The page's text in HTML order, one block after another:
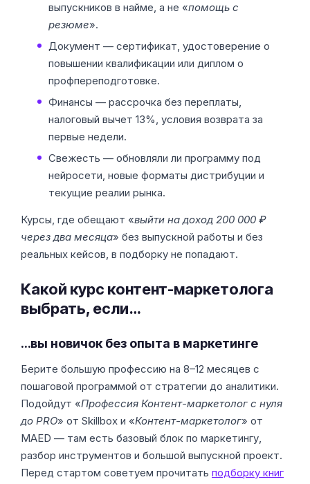
выпускников в найме, а не «помощь с
резюме».
Документ — сертификат, удостоверение о
повышении квалификации или диплом о
профпереподготовке.
Финансы — рассрочка без переплаты,
налоговый вычет 13%, условия возврата за
первые недели.
Свежесть — обновляли ли программу под
нейросети, новые форматы дистрибуции и
текущие реалии рынка.
Курсы, где обещают «выйти на доход 200 000 ₽
через два месяца» без выпускной работы и без
реальных кейсов, в подборку не попадают.
Какой курс контент-маркетолога
выбрать, если…
…вы новичок без опыта в маркетинге
Берите большую профессию на 8–12 месяцев с
пошаговой программой от стратегии до аналитики.
Подойдут «Профессия Контент-маркетолог с нуля
до PRO» от Skillbox и «Контент-маркетолог» от
MAED — там есть базовый блок по маркетингу,
разбор инструментов и большой выпускной проект.
Перед стартом советуем прочитать подборку книг